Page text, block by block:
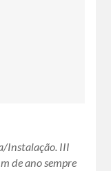
Instalação. III
de ano sempre